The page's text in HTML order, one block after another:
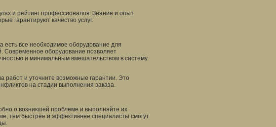
и рейтинг профессионалов. Знание и опыт
гарантируют качество услуг.
есть все необходимое оборудование для
Современное оборудование позволяет
и минимальным вмешательством в систему
работ и уточните возможные гарантии. Это
на стадии выполнения заказа.
о возникшей проблеме и выполняйте их
тем быстрее и эффективнее специалисты смогут